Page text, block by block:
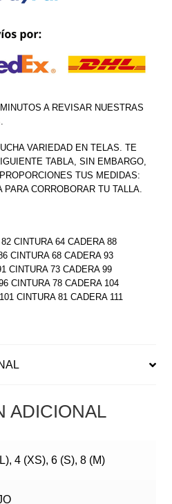
A REVISAR NUESTRAS
.
VARIEDAD EN TELAS. TE
TABLA, SIN EMBARGO,
TUS MEDIDAS:
PARA CORROBORAR TU TALLA.
CINTURA 64 CADERA 88
CINTURA 68 CADERA 93
CINTURA 73 CADERA 99
CINTURA 78 CADERA 104
CINTURA 81 CADERA 111
ADICIONAL
4 (XS), 6 (S), 8 (M)